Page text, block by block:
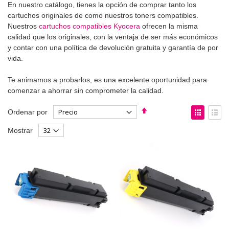
En nuestro catálogo, tienes la opción de comprar tanto los
cartuchos originales de como nuestros toners compatibles.
Nuestros cartuchos compatibles Kyocera ofrecen la misma
calidad que los originales, con la ventaja de ser más económicos
y contar con una política de devolución gratuita y garantía de por
vida.
Te animamos a probarlos, es una excelente oportunidad para
comenzar a ahorrar sin comprometer la calidad.
Ordenar por
Fijar
Ver
como
Mostrar